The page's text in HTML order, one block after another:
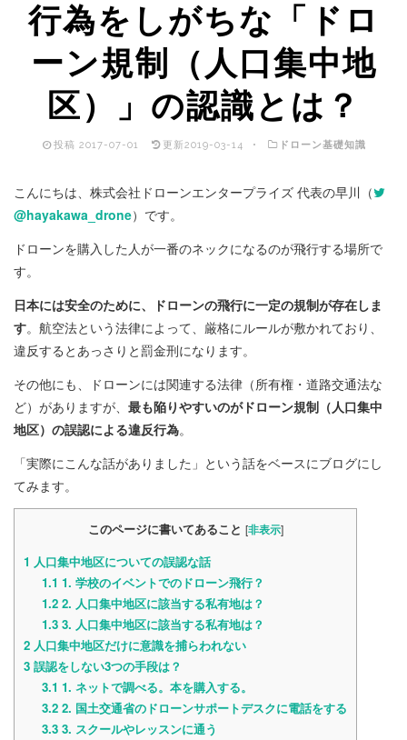
行為をしがちな「ドロ
ーン規制（人口集中地
区）」の認識とは？
投稿 2017-07-01 更新2019-03-14 ドローン基礎知識
こんにちは、株式会社ドローンエンタープライズ 代表の早川（
@hayakawa_drone）です。
ドローンを購入した人が一番のネックになるのが飛行する場所で
す。
日本には安全のために、ドローンの飛行に一定の規制が存在しま
す。航空法という法律によって、厳格にルールが敷かれており、
違反するとあっさりと罰金刑になります。
その他にも、ドローンには関連する法律（所有権・道路交通法な
ど）がありますが、 最も陥りやすいのがドローン規制（人口集中
地区）の誤認による違反行為。
「実際にこんな話がありました」という話をベースにブログにし
てみます。
このページに書いてあること [非表示]
1 人口集中地区についての誤認な話
1.1 1. 学校のイベントでのドローン飛行？
1.22. 人口集中地区に該当する私有地は？
1.33. 人口集中地区に該当する私有地は？
2 人口集中地区だけに意識を捕らわれない
3 誤認をしない3つの手段は？
3.1 1. ネットで調べる。本を購入する。
3.22. 国土交通省のドローンサポートデスクに電話をする
3.33. スクールやレッスンに通う